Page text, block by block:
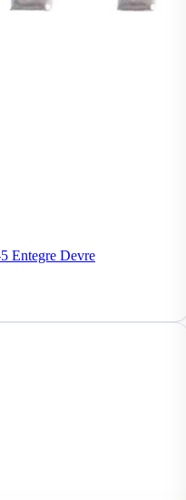
Entegre Devre